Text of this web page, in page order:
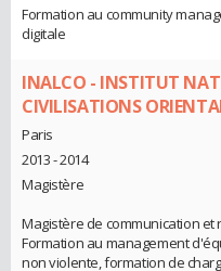
Formation au community
digitale
INALCO - INSTITUT
CIVILISATIONS
Paris
2013 - 2014
Magistère
Magistère de communication
Formation au management
non violente, formation de